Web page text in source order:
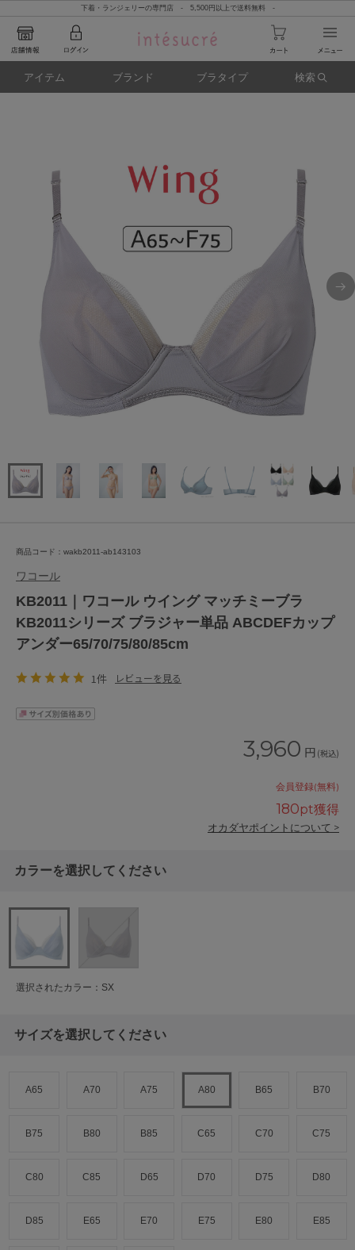
下着・ランジェリーの専門店 - 5,500円以上で送料無料 -
アイテム ブランド ブラタイプ 検索
商品コード：wakb2011-ab143103
ワコール
KB2011｜ワコール ウイング マッチミーブラ
KB2011シリーズ ブラジャー単品 ABCDEFカップ
アンダー65/70/75/80/85cm
1件 レビューを見る
3,960 円 (税込)
会員登録(無料)
180pt獲得
オカダヤポイントについて >
カラーを選択してください
選択されたカラー：SX
サイズを選択してください
A65 A70 A75 A80 B65 B70
B75 B80 B85 C65 C70 C75
C80 C85 D65 D70 D75 D80
D85 E65 E70 E75 E80 E85